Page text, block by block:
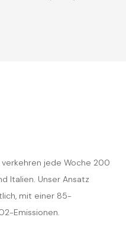
jede Woche 200
Italien. Unser Ansatz
mit einer 85-
Emissionen.